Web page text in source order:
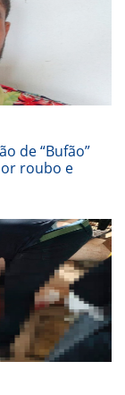
de “Bufão”
roubo e